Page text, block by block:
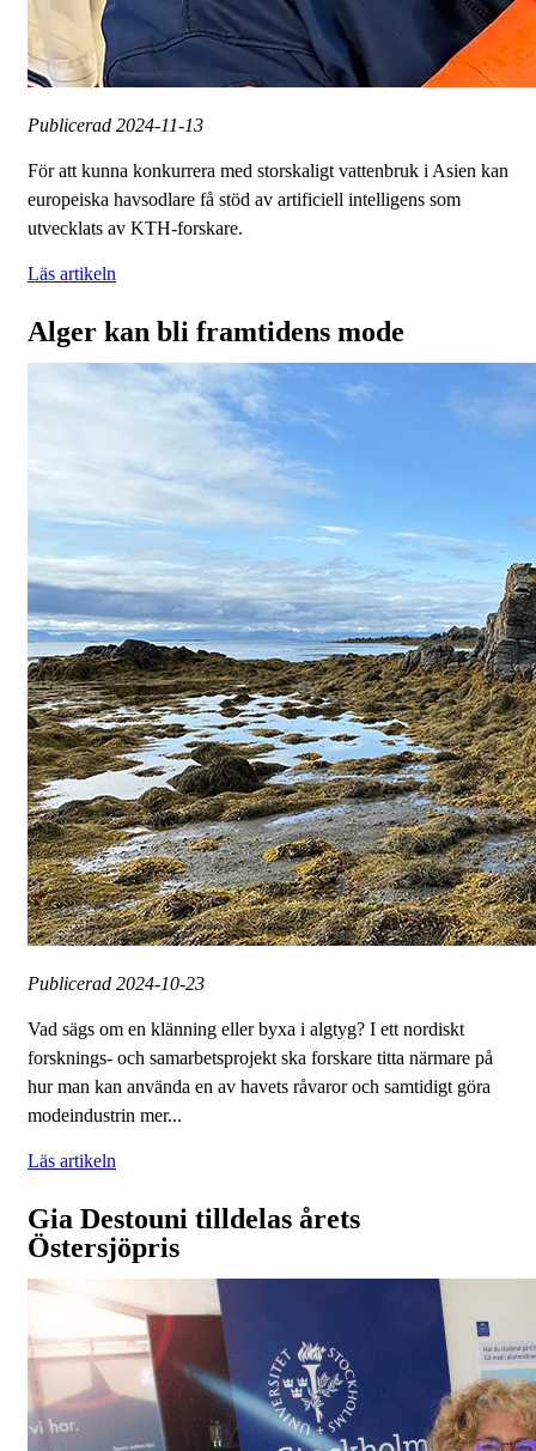
Publicerad 2024-11-13
För att kunna konkurrera med storskaligt vattenbruk i Asien kan
europeiska havsodlare få stöd av artificiell intelligens som
utvecklats av KTH-forskare.
Läs artikeln
Alger kan bli framtidens mode
Publicerad 2024-10-23
Vad sägs om en klänning eller byxa i algtyg? I ett nordiskt
forsknings- och samarbetsprojekt ska forskare titta närmare på
hur man kan använda en av havets råvaror och samtidigt göra
modeindustrin mer...
Läs artikeln
Gia Destouni tilldelas årets
Östersjöpris